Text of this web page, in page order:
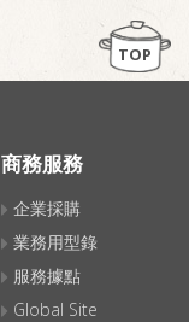
TOP
商務服務
企業採購
業務用型錄
服務據點
Global Site